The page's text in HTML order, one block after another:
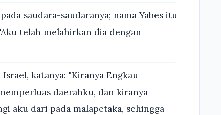
saudara-saudaranya; nama Yabes itu
telah melahirkan dia dengan
katanya: "Kiranya Engkau
daerahku, dan kiranya
aku dari pada malapetaka, sehingga